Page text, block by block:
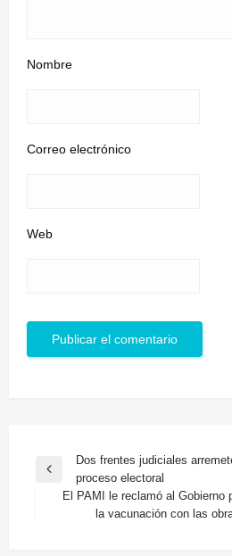
Nombre
Correo electrónico
Web
Navegación
entradas
Entrada
anterior
Dos frentes judiciales
proceso electoral
El PAMI le reclamó al Gobierno
la vacunación con las